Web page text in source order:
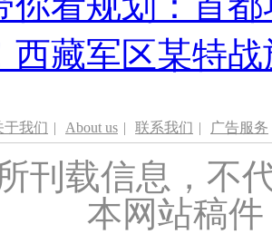
西藏军区某特
于我们 | About us | 联系我们 | 广告服务
刊载信息，不
本网站稿